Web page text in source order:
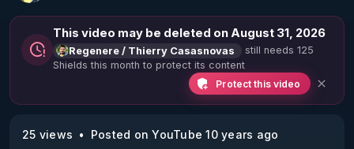
This video may be deleted on August 31, 2026
Regenere / Thierry Casasnovas
still needs 125
Shields this month to protect its content
Protect this video
25 views
Posted on YouTube 10 years ago